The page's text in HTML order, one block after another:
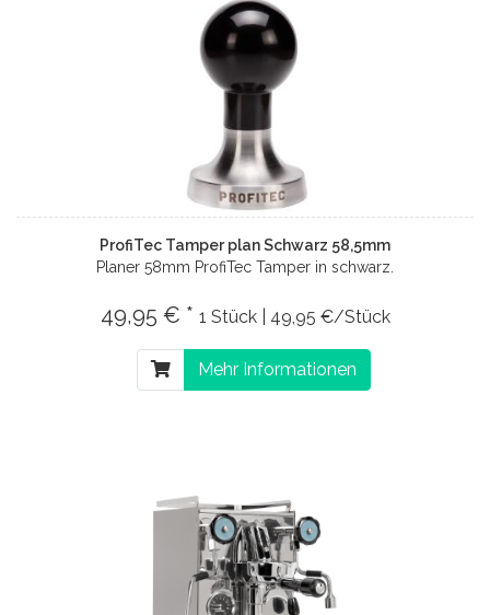
ProfiTec Tamper plan Schwarz 58,5mm
Planer 58mm ProfiTec Tamper in schwarz.
49,95 € * 1 Stück | 49,95 €/Stück
Mehr Informationen